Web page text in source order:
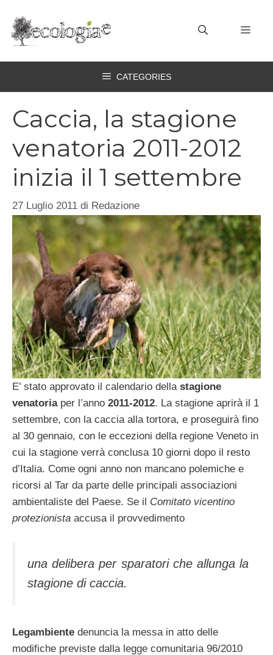
contenuto
CATEGORIES
Caccia, la stagione
venatoria 2011-2012
inizia il 1 settembre
27 Luglio 2011 di Redazione
E’ stato approvato il calendario della stagione
venatoriaper l’anno 2011-2012. La stagione aprirà il 1
settembre, con la caccia alla tortora, e proseguirà fino
al 30 gennaio, con le eccezioni della regione Veneto in
cui la stagione verrà conclusa 10 giorni dopo il resto
d’Italia. Come ogni anno non mancano polemiche e
ricorsi al Tar da parte delle principali associazioni
ambientaliste del Paese. Se il Comitato vicentino
protezionista accusa il provvedimento
una delibera per sparatori che allunga la
stagione di caccia.
Legambiente denuncia la messa in atto delle
modifiche previste dalla legge comunitaria 96/2010